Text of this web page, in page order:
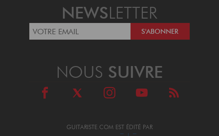
NEWSLETTER
GUITARISTE.COM EST ÉDITÉ PAR
NOUS SUIVRE